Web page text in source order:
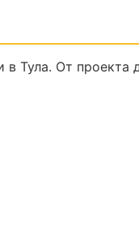
Тула. От проекта